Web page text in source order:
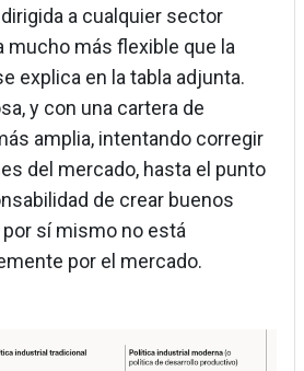
a cualquier sector
mucho más flexible que la
explica en la tabla adjunta.
y con una cartera de
amplia, intentando corregir
del mercado, hasta el punto
de crear buenos
sí mismo no está
por el mercado.